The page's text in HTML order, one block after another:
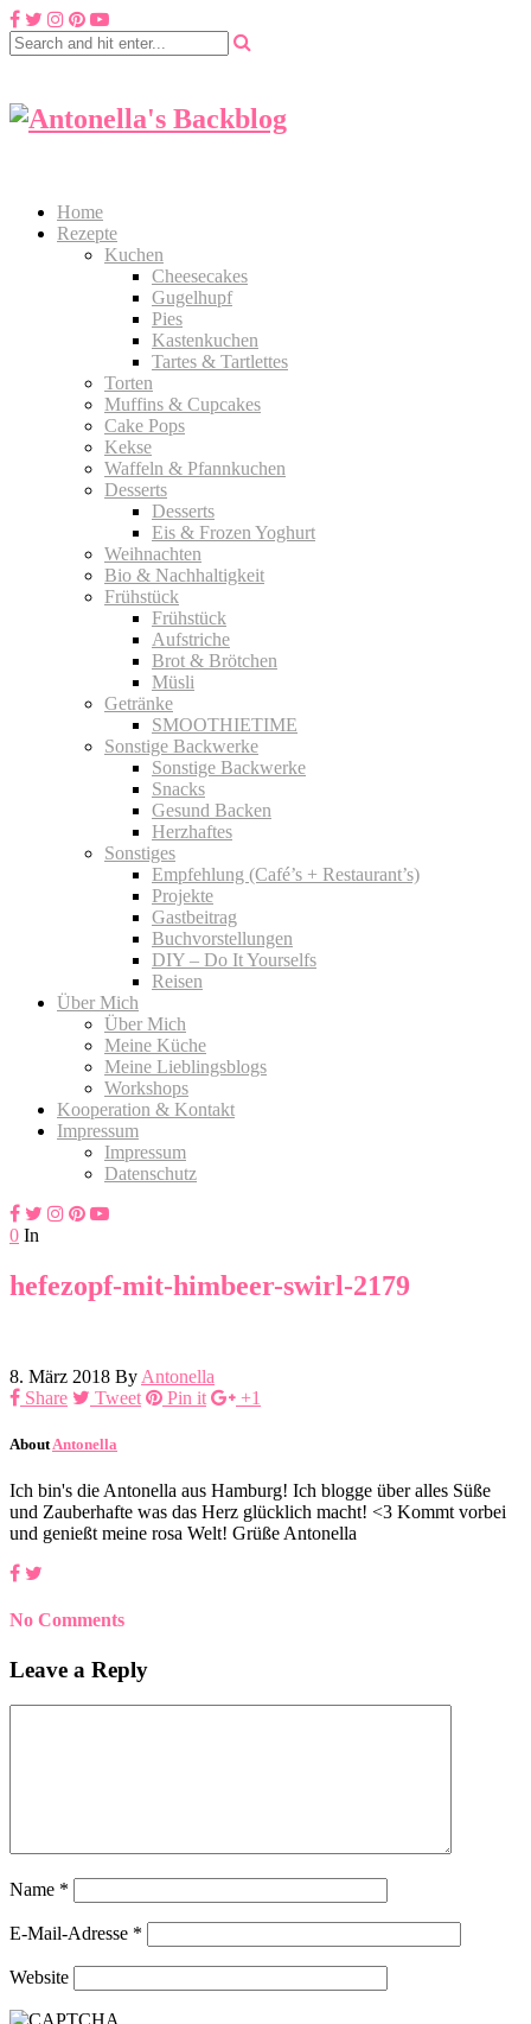
Home
Rezepte
Kuchen
Cheesecakes
Gugelhupf
Pies
Kastenkuchen
Tartes & Tartlettes
Torten
Muffins & Cupcakes
Cake Pops
Kekse
Waffeln & Pfannkuchen
Desserts
Desserts
Eis & Frozen Yoghurt
Weihnachten
Bio & Nachhaltigkeit
Frühstück
Frühstück
Aufstriche
Brot & Brötchen
Müsli
Getränke
SMOOTHIETIME
Sonstige Backwerke
Sonstige Backwerke
Snacks
Gesund Backen
Herzhaftes
Sonstiges
Empfehlung (Café’s + Restaurant’s)
Projekte
Gastbeitrag
Buchvorstellungen
DIY – Do It Yourselfs
Reisen
Über Mich
Über Mich
Meine Küche
Meine Lieblingsblogs
Workshops
Kooperation & Kontakt
Impressum
Impressum
Datenschutz
0 In
hefezopf-mit-himbeer-swirl-2179
8. März 2018 By Antonella
Share
Tweet Pin it +1
About Antonella
Ich bin's die Antonella aus Hamburg! Ich blogge über alles Süße
und Zauberhafte was das Herz glücklich macht! <3 Kommt vorbei
und genießt meine rosa Welt! Grüße Antonella
No Comments
Leave a Reply
Name *
E-Mail-Adresse *
Website